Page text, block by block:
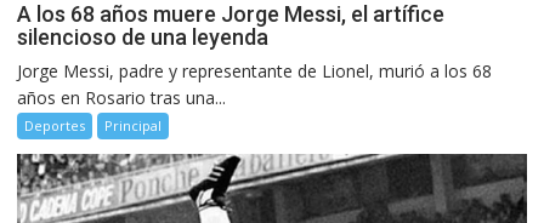
A los 68 años muere Jorge Messi, el artífice
silencioso de una leyenda
Jorge Messi, padre y representante de Lionel, murió a los 68
años en Rosario tras una...
Deportes Principal